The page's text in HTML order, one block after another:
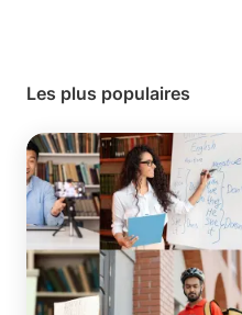
Les plus populaires